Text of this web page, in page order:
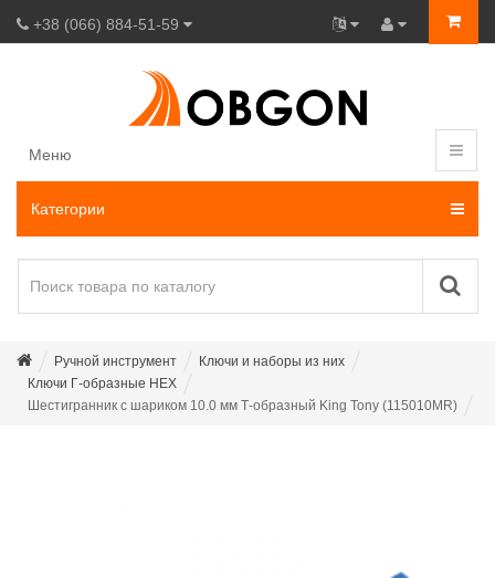
+38 (066) 884-51-59
Меню
Категории
Ручной инструмент
Ключи и наборы из них
Ключи Г-образные HEX
Шестигранник с шариком 10.0 мм Т-образный King Tony (115010MR)